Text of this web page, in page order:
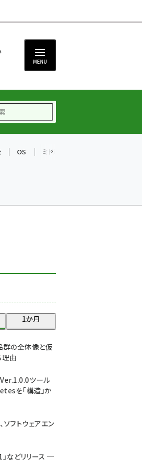
MENU
た勝利の絆～
OS ミドルウェア
1か月
群の全体像と仮
理由
ツール
を「構造」か
ソフトウェアエン
」などリリース ─